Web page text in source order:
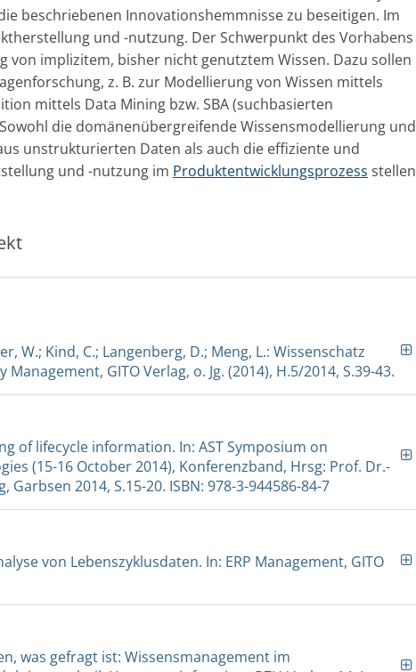
beschriebenen Innovationshemmnisse zu beseitigen. Im
und -nutzung. Der Schwerpunkt des Vorhabens
von implizitem, bisher nicht genutztem Wissen. Dazu sollen
z. B. zur Modellierung von Wissen mittels
mittels Data Mining bzw. SBA (suchbasierten
die domänenübergreifende Wissensmodellierung und
unstrukturierten Daten als auch die effiziente und
und -nutzung im Produktentwicklungsprozess stellen
W.; Kind, C.; Langenberg, D.; Meng, L.: Wissenschatz
GITO Verlag, o. Jg. (2014), H.5/2014, S.39-43.
of lifecycle information. In: AST Symposium on
(15-16 October 2014), Konferenzband, Hrsg: Prof. Dr.-
Garbsen 2014, S.15-20. ISBN: 978-3-944586-84-7
von Lebenszyklusdaten. In: ERP Management, GITO
was gefragt ist: Wissensmanagement im